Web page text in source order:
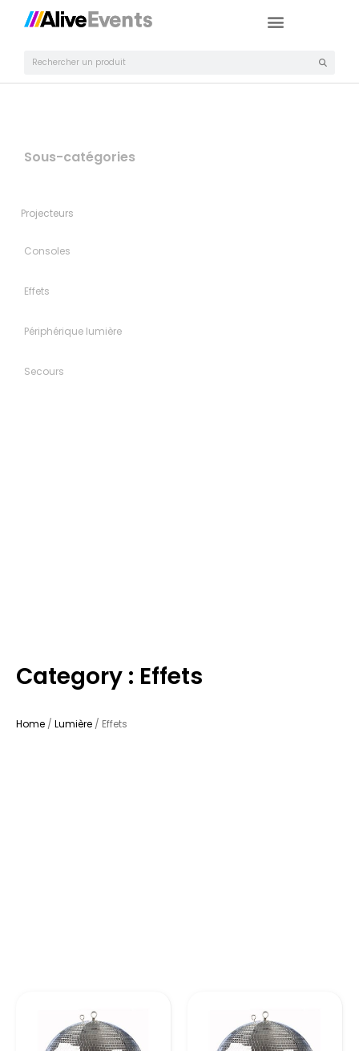
Sous-catégories
Projecteurs
Consoles
Effets
Périphérique lumière
Secours
Category : Effets
Home / Lumière / Effets